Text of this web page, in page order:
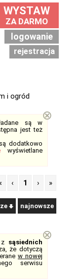
WYSTAW
ZA DARMO
logowanie
rejestracja
i ogród
są w
jest też
dodatkowo
wyświetlane
⊗
‹ 1 › »
najnowsze
z sąsiednich
że dotyczą
w nowej
serwisu
⊗